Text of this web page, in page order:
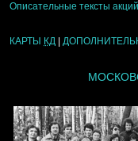
Описательные тексты
КАРТЫ КД |